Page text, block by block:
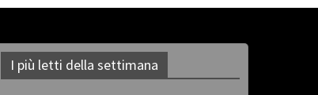
I più letti della settimana